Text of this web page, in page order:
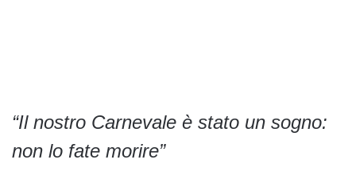
“Il nostro Carnevale è stato un sogno:
non lo fate morire”